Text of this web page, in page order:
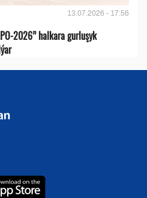
13.07.2026 - 17:56
2026” halkara gurluşyk